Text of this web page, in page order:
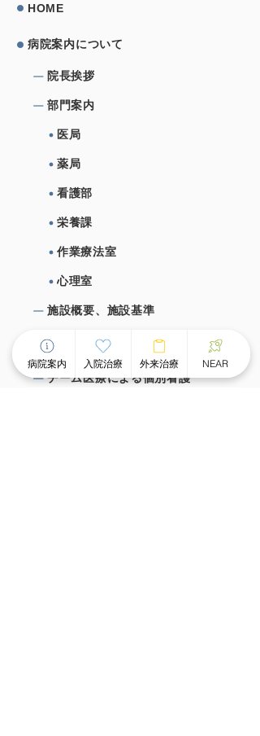
HOME
病院案内について
院⻑挨拶
部⾨案内
医局
薬局
看護部
栄養課
作業療法室
心理室
施設概要、施設基準
⼊院治療について
チーム医療による個別看護
病院案内 入院治療 外来治療 NEAR